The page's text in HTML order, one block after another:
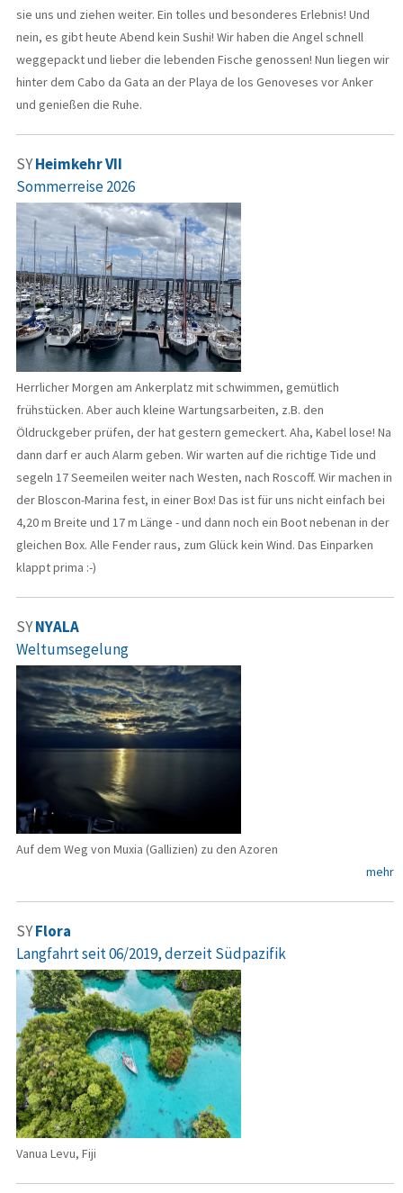
sie uns und ziehen weiter. Ein tolles und besonderes Erlebnis! Und
nein, es gibt heute Abend kein Sushi! Wir haben die Angel schnell
weggepackt und lieber die lebenden Fische genossen! Nun liegen wir
hinter dem Cabo da Gata an der Playa de los Genoveses vor Anker
und genießen die Ruhe.
SYHeimkehr VII
Sommerreise 2026
Herrlicher Morgen am Ankerplatz mit schwimmen, gemütlich
frühstücken. Aber auch kleine Wartungsarbeiten, z.B. den
Öldruckgeber prüfen, der hat gestern gemeckert. Aha, Kabel lose! Na
dann darf er auch Alarm geben. Wir warten auf die richtige Tide und
segeln 17 Seemeilen weiter nach Westen, nach Roscoff. Wir machen in
der Bloscon-Marina fest, in einer Box! Das ist für uns nicht einfach bei
4,20 m Breite und 17 m Länge - und dann noch ein Boot nebenan in der
gleichen Box. Alle Fender raus, zum Glück kein Wind. Das Einparken
klappt prima :-)
SYNYALA
Weltumsegelung
Auf dem Weg von Muxia (Gallizien) zu den Azoren
mehr
SYFlora
Langfahrt seit 06/2019, derzeit Südpazifik
Vanua Levu, Fiji